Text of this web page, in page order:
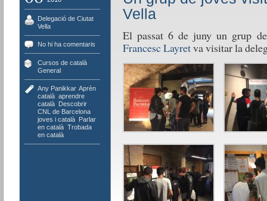
Delegació de Ciutat
Vella
No hi ha comentaris
Cursos de català,
General
Any Panikkar, Aprèn
català, aprendre
català, Descobrir
CNL de Barcelona,
joves i català, Parlar
en català, Trobada
en català
Vella
El passat 6 de juny un grup
Francesc Layretva visitar la